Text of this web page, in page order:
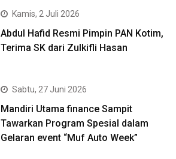
Kamis, 2 Juli 2026
Abdul Hafid Resmi Pimpin PAN Kotim,
Terima SK dari Zulkifli Hasan
Sabtu, 27 Juni 2026
Mandiri Utama finance Sampit
Tawarkan Program Spesial dalam
Gelaran event “Muf Auto Week”